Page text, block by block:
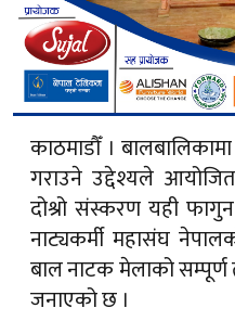
काठमाडौँ ।
गराउने उद्देश्यले
दोश्रो संस्करण यही
नाट्यकर्मी महासंघ
बाल नाटक मेलाको
जनाएको छ ।